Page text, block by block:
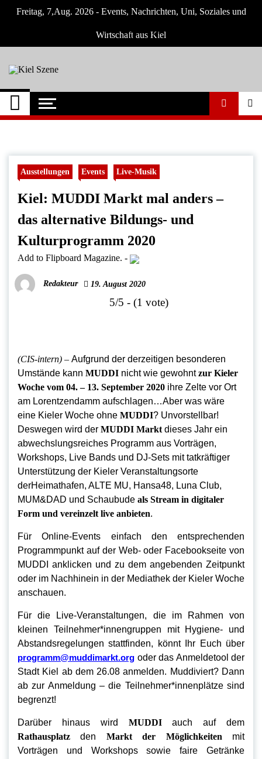
Freitag, 7,Aug. 2026 - Events, Nachrichten, Uni, Soziales und
Wirtschaft aus Kiel
Kiel Szene
Neuigkeiten und Nachrichten aus Kiel und
Umgebung
Ausstellungen Events Live-Musik
Kiel: MUDDI Markt mal anders –
das alternative Bildungs- und
Kulturprogramm 2020
Add to Flipboard Magazine. -
Redakteur 19. August 2020
5/5 - (1 vote)
(CIS-intern) – Aufgrund der derzeitigen besonderen
Umstände kann MUDDI nicht wie gewohntzur Kieler
Woche vom 04. – 13. September 2020 ihre Zelte vor Ort
am Lorentzendamm aufschlagen…Aber was wäre
eine Kieler Woche ohne MUDDI? Unvorstellbar!
Deswegen wird der MUDDI Markt dieses Jahr ein
abwechslungsreiches Programm aus Vorträgen,
Workshops, Live Bands und DJ-Sets mit tatkräftiger
Unterstützung der Kieler Veranstaltungsorte
derHeimathafen, ALTE MU, Hansa48, Luna Club,
MUM&DAD und Schaubude als Stream in digitaler
Form und vereinzelt live anbieten.
Für Online-Events einfach den entsprechenden
Programmpunkt auf der Web- oder Facebookseite von
MUDDI anklicken und zu dem angebenden Zeitpunkt
oder im Nachhinein in der Mediathek der Kieler Woche
anschauen.
Für die Live-Veranstaltungen, die im Rahmen von
kleinen Teilnehmer*innengruppen mit Hygiene- und
Abstandsregelungen stattfinden, könnt Ihr Euch über
programm@muddimarkt.org oder das Anmeldetool der
Stadt Kiel ab dem 26.08 anmelden. Muddiviert? Dann
ab zur Anmeldung – die Teilnehmer*innenplätze sind
begrenzt!
Darüber hinaus wird MUDDIauch auf dem
Rathausplatz den Markt der Möglichkeiten mit
Vorträgen und Workshops sowie faire Getränke